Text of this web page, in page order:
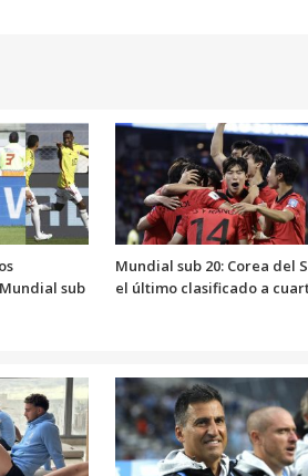
sub
Mundial sub 20: Corea del
el último clasificado a